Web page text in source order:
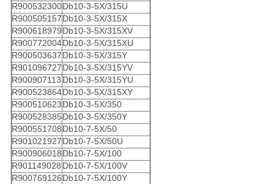
R900532300Db10-3-5X/315U
R900505157Db10-3-5X/315X
R900618979Db10-3-5X/315XV
R900772004Db10-3-5X/315XU
R900503637Db10-3-5X/315Y
R901096727Db10-3-5X/315YV
R900907113 Db10-3-5X/315YU
R900523864Db10-3-5X/315XY
R900510623Db10-3-5X/350
R900528385Db10-3-5X/350Y
R900551708Db10-7-5X/50
R901021927Db10-7-5X/50U
R900906018Db10-7-5X/100
R901149028 Db10-7-5X/100V
R900769126Db10-7-5X/100Y